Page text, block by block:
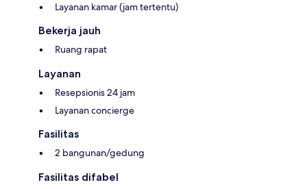
Layanan kamar (jam tertentu)
Bekerja jauh
Ruang rapat
Layanan
Resepsionis 24 jam
Layanan concierge
Fasilitas
2 bangunan/gedung
Fasilitas difabel